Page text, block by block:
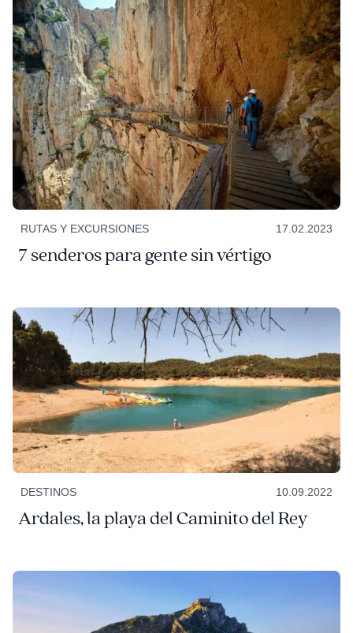
RUTAS Y EXCURSIONES 17.02.2023
7 senderos para gente sin vértigo
DESTINOS 10.09.2022
Ardales, la playa del Caminito del Rey